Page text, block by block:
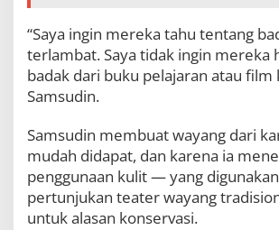
“Saya ingin mereka tahu tentang
terlambat. Saya tidak ingin mereka
badak dari buku pelajaran atau film
Samsudin.
Samsudin membuat wayang dari
mudah didapat, dan karena ia
penggunaan kulit — yang
pertunjukan teater wayang
untuk alasan konservasi.